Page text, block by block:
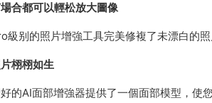
合都可以輕松放大圖像
級别的照片增強工具完美修複了未漂白的
栩栩如生
的AI面部增強器提供了一個面部模型，使